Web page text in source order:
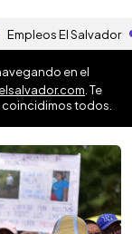
Empleos El Salvador
en el
elsalvador.com . Te
todos.